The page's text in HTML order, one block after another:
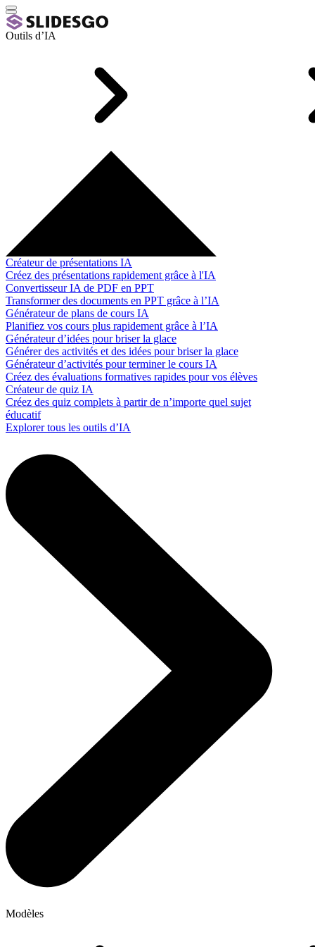
Outils d’IA
Créateur de présentations IA
Créez des présentations rapidement grâce à l'IA
Convertisseur IA de PDF en PPT
Transformer des documents en PPT grâce à l’IA
Générateur de plans de cours IA
Planifiez vos cours plus rapidement grâce à l’IA
Générateur d’idées pour briser la glace
Générer des activités et des idées pour briser la glace
Générateur d’activités pour terminer le cours IA
Créez des évaluations formatives rapides pour vos élèves
Créateur de quiz IA
Créez des quiz complets à partir de n’importe quel sujet
éducatif
Explorer tous les outils d’IA
Modèles